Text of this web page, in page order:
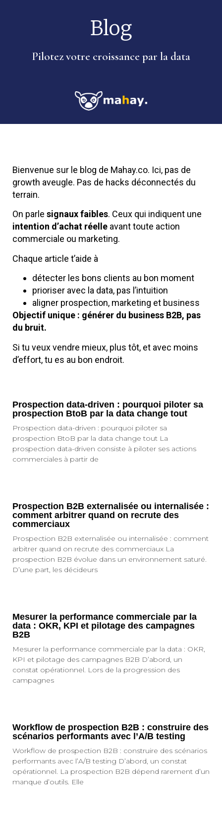
Blog
Pilotez votre croissance par la data
Bienvenue sur le blog de Mahay.co. Ici, pas de
growth aveugle. Pas de hacks déconnectés du
terrain.
On parle signaux faibles. Ceux qui indiquent une
intention d’achat réelle avant toute action
commerciale ou marketing.
Chaque article t’aide à
détecter les bons clients au bon moment
prioriser avec la data, pas l’intuition
aligner prospection, marketing et business
Objectif unique : générer du business B2B, pas
du bruit.
Si tu veux vendre mieux, plus tôt, et avec moins
d’effort, tu es au bon endroit.
Prospection data-driven : pourquoi piloter sa
prospection BtoB par la data change tout
Prospection data-driven : pourquoi piloter sa
prospection BtoB par la data change tout La
prospection data-driven consiste à piloter ses actions
commerciales à partir de
Prospection B2B externalisée ou internalisée :
comment arbitrer quand on recrute des
commerciaux
Prospection B2B externalisée ou internalisée : comment
arbitrer quand on recrute des commerciaux La
prospection B2B évolue dans un environnement saturé.
D’une part, les décideurs
Mesurer la performance commerciale par la
data : OKR, KPI et pilotage des campagnes
B2B
Mesurer la performance commerciale par la data : OKR,
KPI et pilotage des campagnes B2B D’abord, un
constat opérationnel. Lors de la progression des
campagnes
Workflow de prospection B2B : construire des
scénarios performants avec l’A/B testing
Workflow de prospection B2B : construire des scénarios
performants avec l’A/B testing D’abord, un constat
opérationnel. La prospection B2B dépend rarement d’un
manque d’outils. Elle